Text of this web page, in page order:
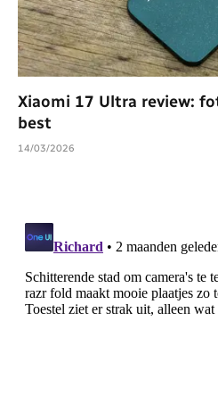
Xiaomi 17 Ultra review:
best
14/03/2026